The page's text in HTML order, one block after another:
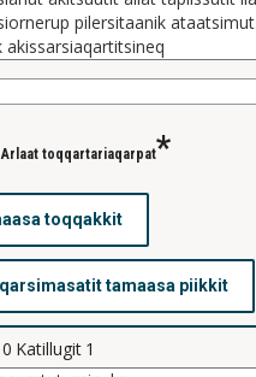
Arlaat toqqartariaqarpat
0 Katillugit 1